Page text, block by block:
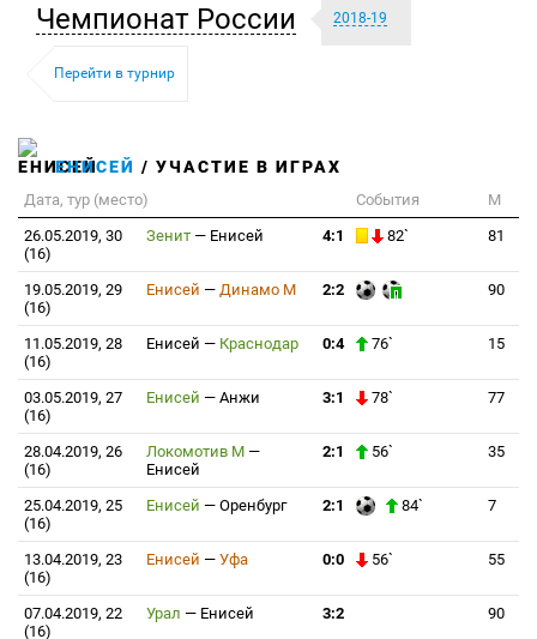
Чемпионат России 2018-19
Перейти в турнир
ЕНИСЕЙ / УЧАСТИЕ В ИГРАХ
Дата, тур (место) События
М
26.05.2019, 30
(16)
Зенит — Енисей 4:1 82` 81
19.05.2019, 29
(16)
Енисей — Динамо М 2:2 90
11.05.2019, 28
(16)
Енисей — Краснодар 0:4 76` 15
03.05.2019, 27
(16)
Енисей — Анжи 3:1 78` 77
28.04.2019, 26
(16)
Локомотив М —
Енисей
2:1 56` 35
25.04.2019, 25
(16)
Енисей — Оренбург 2:1 84` 7
13.04.2019, 23
(16)
Енисей — Уфа 0:0 56` 55
07.04.2019, 22
(16)
Урал — Енисей 3:2 90